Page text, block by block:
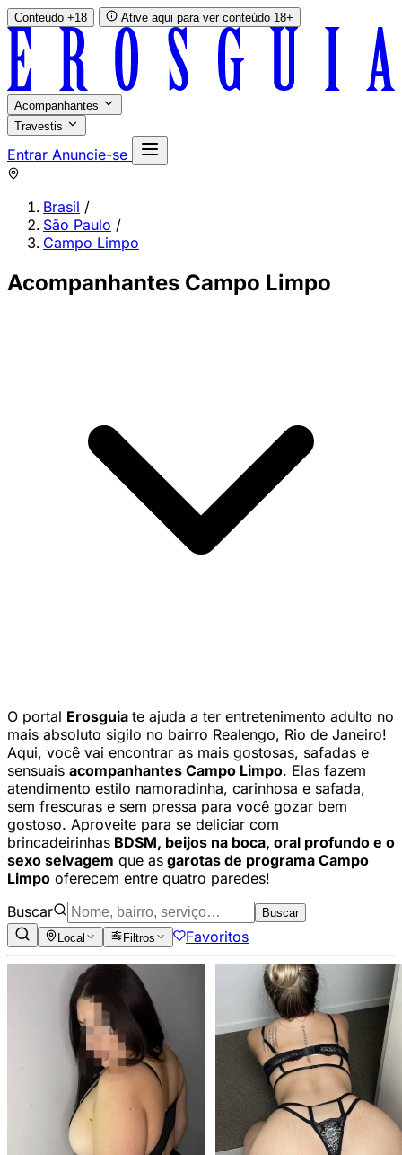
Conteúdo +18 Ative aqui para ver conteúdo 18+
Acompanhantes
Travestis
Entrar Anuncie-se
Brasil /
São Paulo /
Campo Limpo
Acompanhantes Campo Limpo
O portal Erosguia te ajuda a ter entretenimento adulto no
mais absoluto sigilo no bairro Realengo, Rio de Janeiro!
Aqui, você vai encontrar as mais gostosas, safadas e
sensuais acompanhantes Campo Limpo. Elas fazem
atendimento estilo namoradinha, carinhosa e safada,
sem frescuras e sem pressa para você gozar bem
gostoso. Aproveite para se deliciar com
brincadeirinhas BDSM, beijos na boca, oral profundo e o
sexo selvagem que as garotas de programa Campo
Limpo oferecem entre quatro paredes!
Buscar
Buscar
Local
Filtros Favoritos